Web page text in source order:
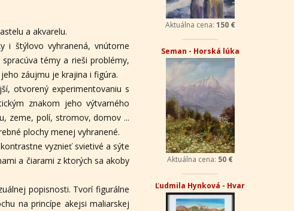
a akvarelu.
i štýlovo vyhranená, vnútorne
témy a rieši problémy,
záujmu je krajina i figúra.
otvorený experimentovaniu s
znakom jeho výtvarného
zeme, polí, stromov, domov ...
plochy menej vyhranené.
vyznieť svietivé a sýte
a čiarami z ktorých sa akoby
popisnosti. Tvorí figurálne
na princípe akejsi maliarskej
Aktuálna cena: 150 €
Seman - Horská lúka
Aktuálna cena: 50 €
Ľudmila Hynková - Hvar